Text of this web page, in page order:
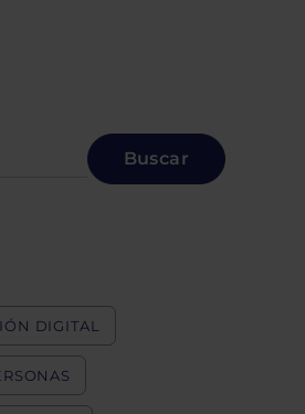
DIGITAL